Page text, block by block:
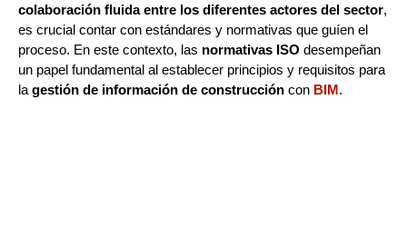
colaboración fluida entre los diferentes actores del sector,
es crucial contar con estándares y normativas que guíen el
proceso. En este contexto, las normativas ISO desempeñan
un papel fundamental al establecer principios y requisitos para
la gestión de información de construcción con BIM.